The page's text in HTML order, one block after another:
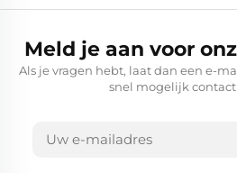
Meld je aan voor
Als je vragen hebt, laat dan een e-
snel mogelijk